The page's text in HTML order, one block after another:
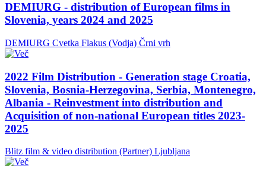
DEMIURG - distribution of European films in
Slovenia, years 2024 and 2025
DEMIURG Cvetka Flakus (Vodja) Črni vrh
2022 Film Distribution - Generation stage Croatia,
Slovenia, Bosnia-Herzegovina, Serbia, Montenegro,
Albania - Reinvestment into distribution and
Acquisition of non-national European titles 2023-
2025
Blitz film & video distribution (Partner) Ljubljana